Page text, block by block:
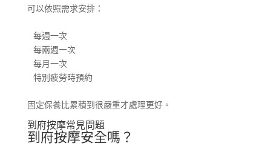
可以依照需求安排：
每週一次
每兩週一次
每月一次
特別疲勞時預約
固定保養比累積到很嚴重才處理更好。
到府按摩常見問題
到府按摩安全嗎？